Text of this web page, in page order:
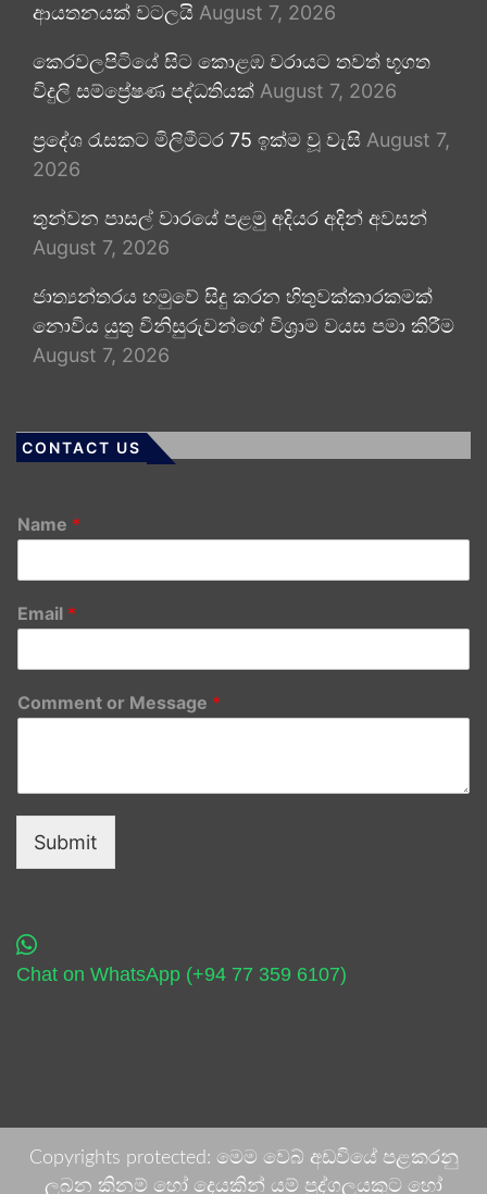
ආයතනයක් වටලයි August 7, 2026
කෙරවලපිටියේ සිට කොළඹ වරායට තවත් භූගත
විදුලි සම්ප්‍රේෂණ පද්ධතියක් August 7, 2026
ප්‍රදේශ රැසකට මිලිමීටර 75 ඉක්ම වූ වැසි August 7,
2026
තුන්වන පාසල් වාරයේ පළමු අදියර අදින් අවසන්
August 7, 2026
ජාත්‍යන්තරය හමුවේ සිදු කරන හිතුවක්කාරකමක්
නොවිය යුතු විනිසුරුවන්ගේ විශ්‍රාම වයස පමා කිරීම
August 7, 2026
CONTACT US
Name *
Email *
Comment or Message *
Submit
Chat on WhatsApp (+94 77 359 6107)
Copyrights protected: මෙම වෙබ් අඩවියේ පළකරනු
ලබන කිනම් හෝ දෙයකින් යම් පුද්ගලයකුට හෝ